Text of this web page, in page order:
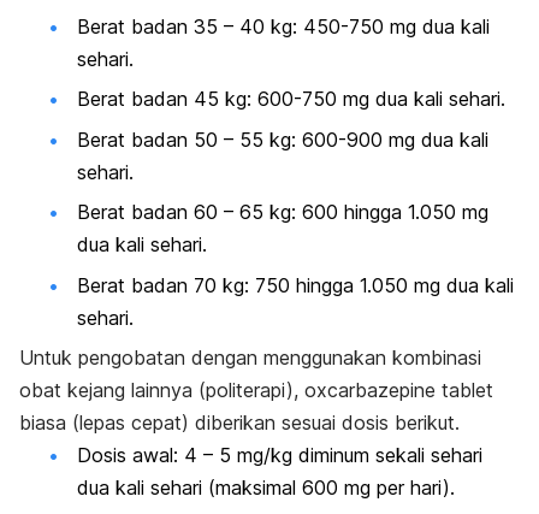
Berat badan 35 – 40 kg: 450-750 mg dua kali
sehari.
Berat badan 45 kg: 600-750 mg dua kali sehari.
Berat badan 50 – 55 kg: 600-900 mg dua kali
sehari.
Berat badan 60 – 65 kg: 600 hingga 1.050 mg
dua kali sehari.
Berat badan 70 kg: 750 hingga 1.050 mg dua kali
sehari.
Untuk pengobatan dengan menggunakan kombinasi
obat kejang lainnya (politerapi), oxcarbazepine tablet
biasa (lepas cepat) diberikan sesuai dosis berikut.
Dosis awal: 4 – 5 mg/kg diminum sekali sehari
dua kali sehari (maksimal 600 mg per hari).